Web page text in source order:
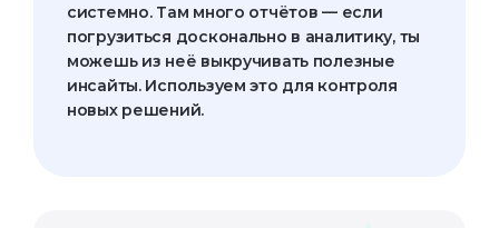
системно. Там много отчётов — если
погрузиться досконально в аналитику, ты
можешь из неё выкручивать полезные
инсайты. Используем это для контроля
новых решений.